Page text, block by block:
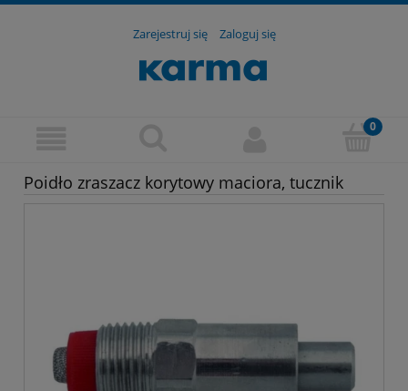
Zarejestruj się Zaloguj się
Poidło zraszacz korytowy maciora, tucznik